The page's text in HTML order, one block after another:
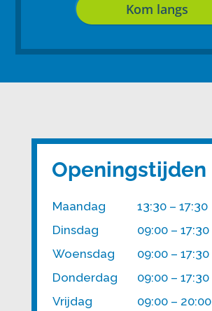
Kom langs
Openingstijden
Maandag
13:30 – 17:30
Dinsdag
09:00 – 17:30
Woensdag
09:00 – 17:30
Donderdag
09:00 – 17:30
Vrijdag
09:00 – 20:00